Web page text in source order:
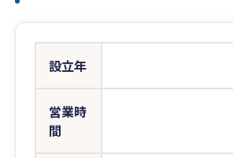
設立年
営業時
間